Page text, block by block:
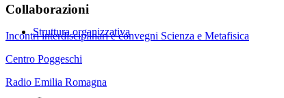
Struttura organizzativa
Collaborazioni
Incontri interdisciplinari e convegni Scienza e Metafisica
Centro Poggeschi
Radio Emilia Romagna